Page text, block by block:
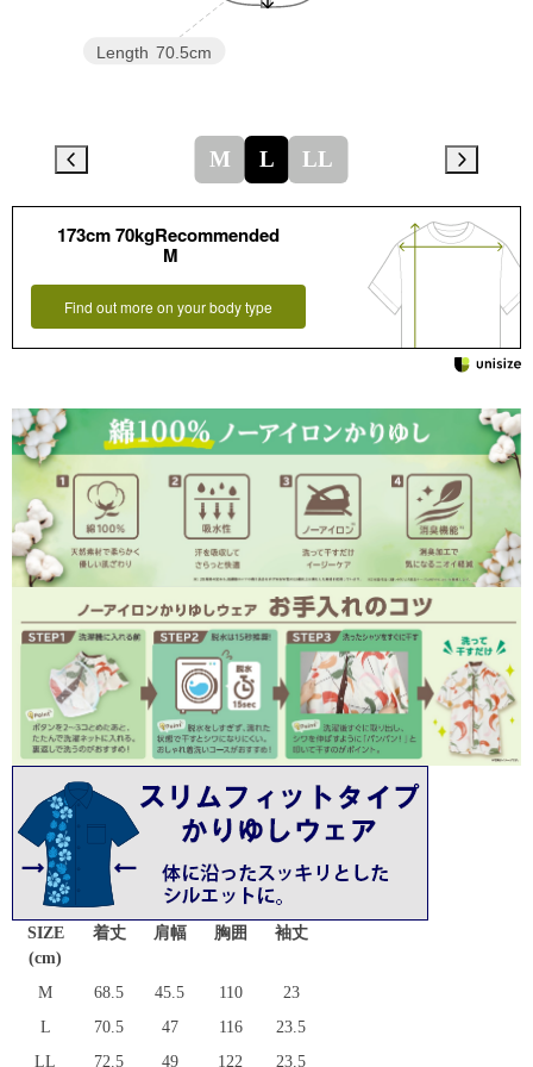
Length 70.5cm
M L LL
173cm 70kgRecommended
M
Find out more on your body type
SIZE
(cm)
着丈 肩幅 胸囲 袖丈
M 68.5 45.5 110
23
L
70.5 47 116
23.5
LL
72.5 49 122 23.5